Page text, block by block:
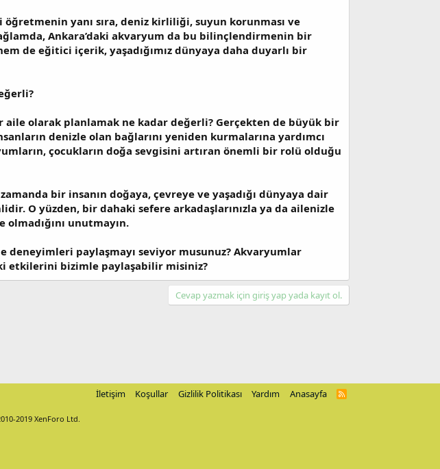
yanı sıra, deniz kirliliği, suyun korunması ve
Ankara’daki akvaryum da bu bilinçlendirmenin bir
de eğitici içerik, yaşadığımız dünyaya daha duyarlı bir
aile olarak planlamak ne kadar değerli? Gerçekten de büyük bir
denizle olan bağlarını yeniden kurmalarına yardımcı
çocukların doğa sevgisini artıran önemli bir rolü olduğu
bir insanın doğaya, çevreye ve yaşadığı dünyaya dair
O yüzden, bir dahaki sefere arkadaşlarınızla ya da ailenizle
unutmayın.
deneyimleri paylaşmayı seviyor musunuz? Akvaryumlar
etkilerini bizimle paylaşabilir misiniz?
Cevap yazmak için giriş yap yada kayıt ol.
İletişim Koşullar Gizlilik Politikası Yardım Anasayfa
R
2019 XenForo Ltd.